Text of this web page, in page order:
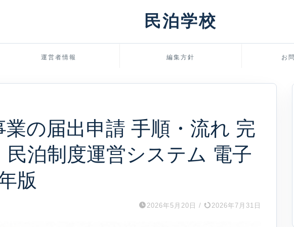
民泊学校
運営者情報 編集方針 お
業の届出申請 手順・流れ 完
民泊制度運営システム 電子
版
2026年5月20日 / 2026年7月31日